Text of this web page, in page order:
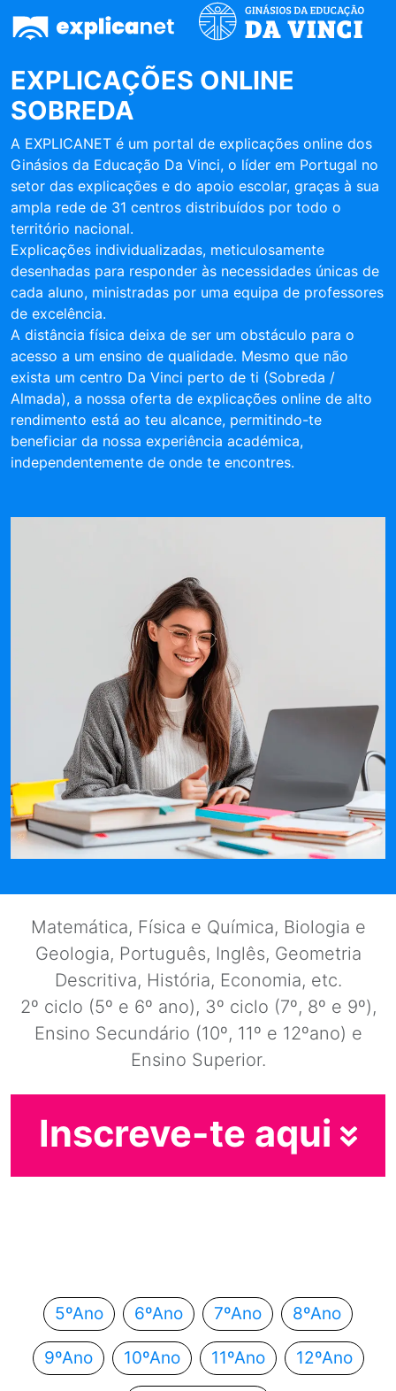
EXPLICAÇÕES ONLINE
SOBREDA
A EXPLICANET é um portal de explicações online dos
Ginásios da Educação Da Vinci, o líder em Portugal no
setor das explicações e do apoio escolar, graças à sua
ampla rede de 31 centros distribuídos por todo o
território nacional.
Explicações individualizadas, meticulosamente
desenhadas para responder às necessidades únicas de
cada aluno, ministradas por uma equipa de professores
de excelência.
A distância física deixa de ser um obstáculo para o
acesso a um ensino de qualidade. Mesmo que não
exista um centro Da Vinci perto de ti (Sobreda /
Almada), a nossa oferta de explicações online de alto
rendimento está ao teu alcance, permitindo-te
beneficiar da nossa experiência académica,
independentemente de onde te encontres.
Matemática, Física e Química, Biologia e
Geologia, Português, Inglês, Geometria
Descritiva, História, Economia, etc.
2º ciclo (5º e 6º ano), 3º ciclo (7º, 8º e 9º),
Ensino Secundário (10º, 11º e 12ºano) e
Ensino Superior.
Inscreve-te aqui
5ºAno 6ºAno 7ºAno 8ºAno
9ºAno 10ºAno 11ºAno 12ºAno